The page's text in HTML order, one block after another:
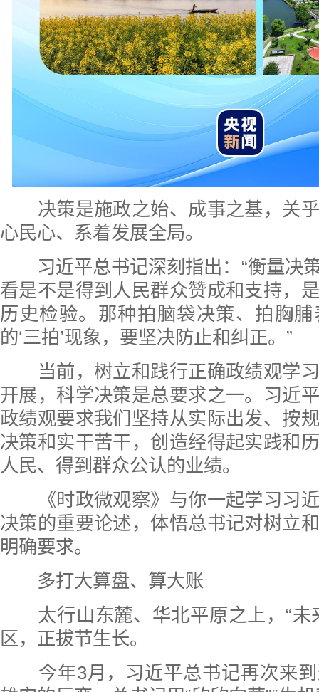
决策是施政之始、成事之基，关乎
心民心、系着发展全局。
习近平总书记深刻指出：“衡量决
看是不是得到人民群众赞成和支持，
历史检验。那种拍脑袋决策、拍胸
的‘三拍’现象，要坚决防止和纠正。”
当前，树立和践行正确政绩观学习
开展，科学决策是总要求之一。习近
政绩观要求我们坚持从实际出发、按
决策和实干苦干，创造经得起实践和
人民、得到群众公认的业绩。
《时政微观察》与你一起学习习近
决策的重要论述，体悟总书记对树立
明确要求。
多打大算盘、算大账
太行山东麓、华北平原之上，“未
区，正拔节生长。
今年3月，习近平总书记再次来到